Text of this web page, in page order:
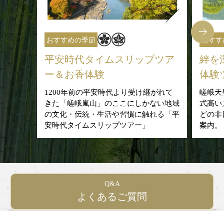
おすすめの季節
平安時代タイムスリップツア
ー ＆お香体験
1200年前の平安時代より受け継がれて
きた「嵯峨嵐山」のここにしかない地域
の文化・伝統・生活や習慣に触れる「平
安時代タイムスリップツアー」
おす
絆を
体験
嵯峨天
式高い
どの
案内。
Q&A
よくあるご質問